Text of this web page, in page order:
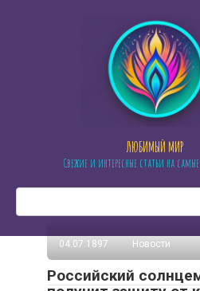
ЛЮБИМЫЙ МИР
Свежие и интересные статьи на
04.07.1897 Новости
Российский